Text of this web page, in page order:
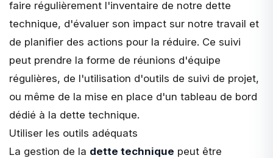
faire régulièrement l'inventaire de notre dette
technique, d'évaluer son impact sur notre travail et
de planifier des actions pour la réduire. Ce suivi
peut prendre la forme de réunions d'équipe
régulières, de l'utilisation d'outils de suivi de projet,
ou même de la mise en place d'un tableau de bord
dédié à la dette technique.
Utiliser les outils adéquats
La gestion de la dette technique peut être